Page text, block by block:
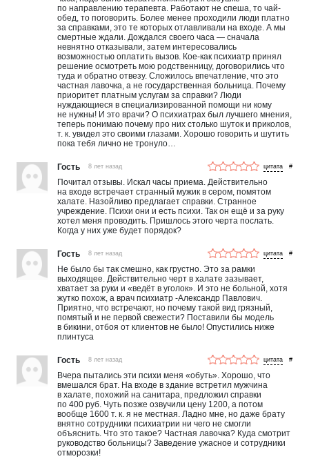
по направлению терапевта. Работают не спеша, то чай-
обед, то поговорить. Более менее проходили люди платно
за справками, это те которых отлавливали на входе. А мы
смертные ждали. Дождался своего часа — сначала
невнятно отказывали, затем интересовались
возможностью оплатить вызов. Кое-как психиатр принял
решение осмотреть мою родственницу, договорились что
туда и обратно отвезу. Сложилось впечатление, что это
частная лавочка, а не государственная больница. Почему
приоритет платным услугам за справки? Люди
нуждающиеся в специализированной помощи ни кому
не нужны! И это врачи? О психиатрах был лучшего мнения,
теперь понимаю почему про них столько шуток и приколов,
т. к. увидел это своими глазами. Хорошо говорить и шутить
пока тебя лично не тронуло…
Гость 8 лет назад #
Почитал отзывы. Искал часы приема. Действительно
на входе встречает странный мужик в сером, помятом
халате. Назойливо предлагает справки. Странное
учреждение. Психи они и есть психи. Так он ещё и за руку
хотел меня проводить. Пришлось этого черта послать.
Когда у них уже будет порядок?
Гость 8 лет назад #
Не было бы так смешно, как грустно. Это за рамки
выходящее. Действительно черт в халате зазывает,
хватает за руки и «ведёт в уголок». И это не больной, хотя
жутко похож, а врач психиатр -Александр Павлович.
Приятно, что встречают, но почему такой вид грязный,
помятый и не первой свежести? Поставили бы модель
в бикини, отбоя от клиентов не было! Опустились ниже
плинтуса
Гость 8 лет назад #
Вчера пытались эти психи меня «обуть». Хорошо, что
вмешался брат. На входе в здание встретил мужчина
в халате, похожий на санитара, предложил справки
по 400 руб. Чуть позже озвучили цену 1200, а потом
вообще 1600 т. к. я не местная. Ладно мне, но даже брату
внятно сотрудники психиатрии ни чего не смогли
объяснить. Что это такое? Частная лавочка? Куда смотрит
руководство больницы? Заведение ужасное и сотрудники
отморозки!